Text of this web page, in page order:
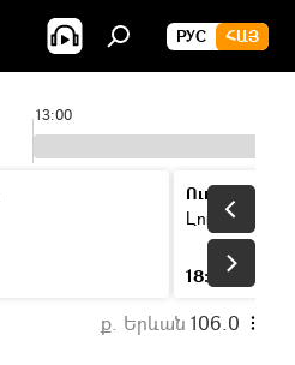
РУС ՀԱՅ
13:00
Ուղիղ եթեր
Լուրեր
18:00
ք. Երևան 106.0